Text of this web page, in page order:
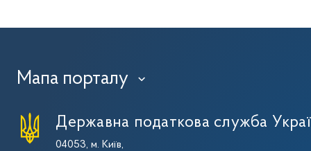
Мапа порталу ›
Державна податкова служба
04053, м. Київ,